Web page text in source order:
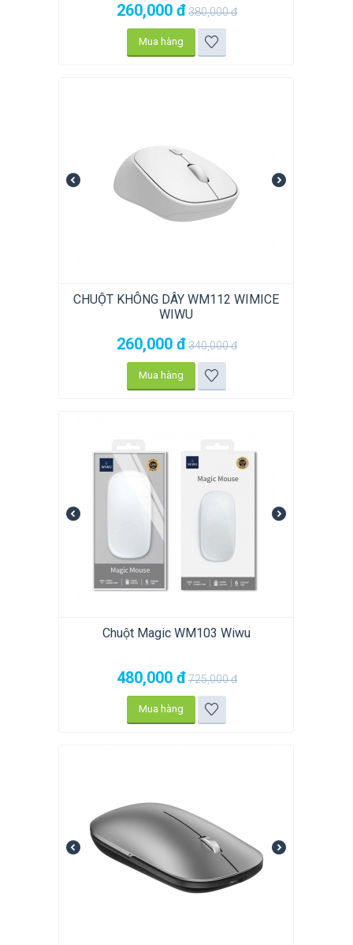
260,000 đ380,000đ
Mua hàng
CHUỘT KHÔNG DÂY WM112 WIMICE
WIWU
260,000 đ340,000đ
Mua hàng
Chuột Magic WM103 Wiwu
480,000 đ725,000đ
Mua hàng